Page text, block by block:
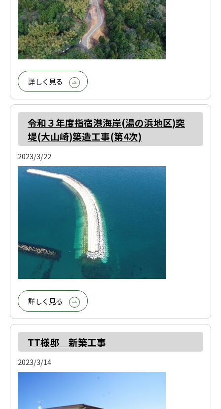
詳しく見る
令和３年度指宿港海岸(湯の浜地区)突
堤(大山崎)築造工事(第4次)
2023/3/22
詳しく見る
TT様邸 新築工事
2023/3/14